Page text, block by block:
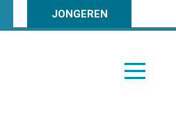
JONGEREN